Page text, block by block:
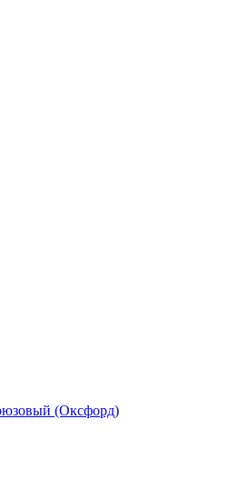
(Оксфорд)